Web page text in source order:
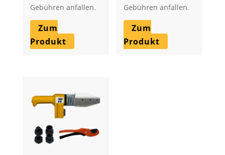
Gebühren anfallen.
Zum
Produkt
Gebühren anfallen.
Zum
Produkt